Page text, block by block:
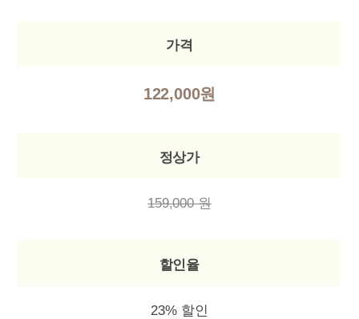
가격
122,000원
정상가
159,000 원
할인율
23% 할인